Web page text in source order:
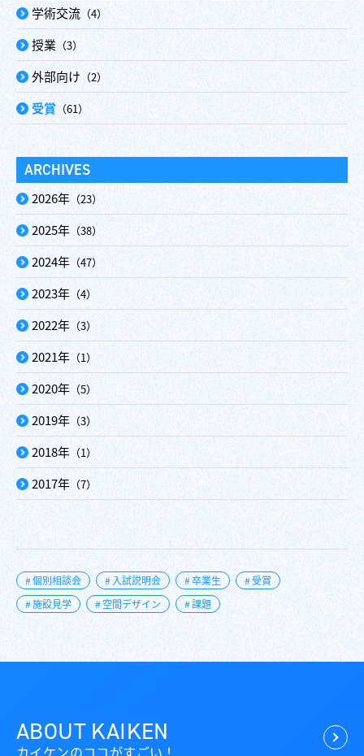
学術交流 （4）
授業 （3）
外部向け （2）
受賞 （61）
ARCHIVES
2026年 （23）
2025年 （38）
2024年 （47）
2023年 （4）
2022年 （3）
2021年 （1）
2020年 （5）
2019年 （3）
2018年 （1）
2017年 （7）
個別相談会 入試説明会 卒業生
受賞
施設見学
空間デザイン 課題
ABOUT KAIKEN
カイケンのココがすごい！